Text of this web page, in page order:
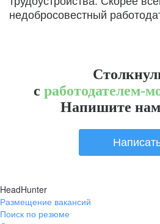
недобросовестный
с работодателем-
Напишите нам
HeadHunter
Размещение вакансий
Поиск по резюме